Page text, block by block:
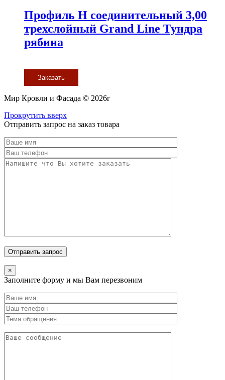
Профиль H соединительный 3,00
трехслойный Grand Line Тундра
рябина
Заказать
Мир Кровли и Фасада © 2026г
Прокрутить вверх
Отправить запрос на заказ товара
×
Заполните форму и мы Вам перезвоним